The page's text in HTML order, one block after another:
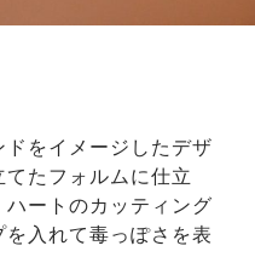
をイメージしたデザ
たフォルムに仕立
ートのカッティング
入れて毒っぽさを表